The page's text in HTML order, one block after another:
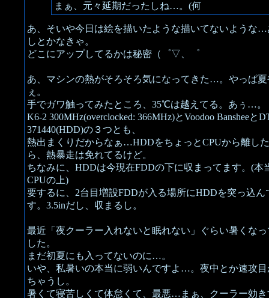
まぁ、元々延期だったしね…。(何
あ、そいや今日は絵を描いたような描いてないような…
しとかなきゃ。
どこにアップしてるかは秘密（゜▽、゜
あ、マシンの熱がそろそろ気になってきた…。やっぱ夏
ぇ。
手でガワ触ってみたところ、35℃は越えてる。あぅ…。
K6-2 300MHz(overclocked: 366MHz)とVoodoo Bansheeと
371440(HDD)の３つとも、
熱出まくりだからなぁ…HDDをちょっとCPUから離し
ら、熱暴走は免れてるけど。
ちなみに、HDDは今現在FDDの下に収まってます。(本
CPUの上)
要するに、2台目増設FDDが入る場所にHDDを突っ込ん
す。3.5inだし、収まるし。
最近「夜クーラー入れないと眠れない」ぐらい暑くな
した。
まだ初夏にも入ってないのに…。
いや、私暑いの本当に弱いんですよ…。夜中とか速攻目
ちゃうし。
暑くて寝苦しくて体怠くて、最悪…まぁ、クーラー効き